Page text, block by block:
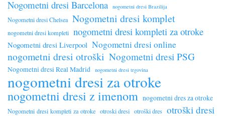
Nogometni dresi Barcelona nogometni dresi Brazilija
Nogometni dresi Chelsea Nogometni dresi komplet
nogometni dresi kompleti nogometni dresi kompleti za otroke
Nogometni dresi Liverpool Nogometni dresi online
nogometni dresi otroški Nogometni dresi PSG
Nogometni dresi Real Madrid nogometni dresi trgovina
nogometni dresi za otroke
nogometni dresi z imenom nogometni dres za otroke
Nogometni dresi kompleti za otroke otroski dresi otroški dres otroški dresi